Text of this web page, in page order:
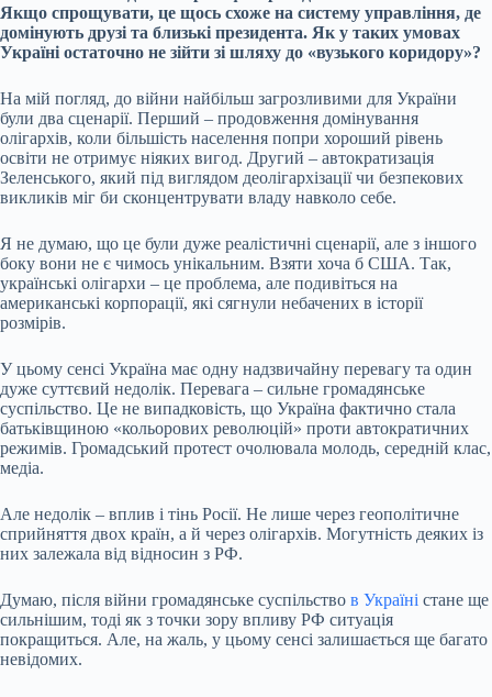
Якщо спрощувати, це щось схоже на систему управління, де
домінують друзі та близькі президента. Як у таких умовах
Україні остаточно не зійти зі шляху до «вузького коридору»?
На мій погляд, до війни найбільш загрозливими для України
були два сценарії. Перший – продовження домінування
олігархів, коли більшість населення попри хороший рівень
освіти не отримує ніяких вигод. Другий – автократизація
Зеленського, який під виглядом деолігархізації чи безпекових
викликів міг би сконцентрувати владу навколо себе.
Я не думаю, що це були дуже реалістичні сценарії, але з іншого
боку вони не є чимось унікальним. Взяти хоча б США. Так,
українські олігархи – це проблема, але подивіться на
американські корпорації, які сягнули небачених в історії
розмірів.
У цьому сенсі Україна має одну надзвичайну перевагу та один
дуже суттєвий недолік. Перевага – сильне громадянське
суспільство. Це не випадковість, що Україна фактично стала
батьківщиною «кольорових революцій» проти автократичних
режимів. Громадський протест очолювала молодь, середній клас,
медіа.
Але недолік – вплив і тінь Росії. Не лише через геополітичне
сприйняття двох країн, а й через олігархів. Могутність деяких із
них залежала від відносин з РФ.
Думаю, після війни громадянське суспільство в Україні стане ще
сильнішим, тоді як з точки зору впливу РФ ситуація
покращиться. Але, на жаль, у цьому сенсі залишається ще багато
невідомих.